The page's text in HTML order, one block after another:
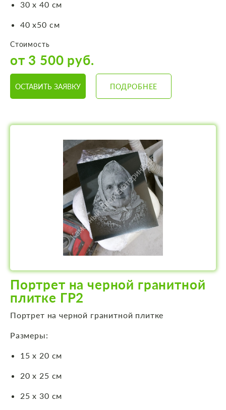
30 х 40 см
40 х50 см
Стоимость
от 3 500 руб.
ОСТАВИТЬ ЗАЯВКУ ПОДРОБНЕЕ
Портрет на черной гранитной
плитке ГР2
Портрет на черной гранитной плитке
Размеры:
15 х 20 см
20 х 25 см
25 х 30 см